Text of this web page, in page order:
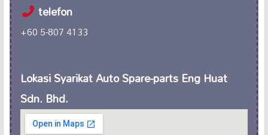
telefon
+60 5-807 4133
Lokasi Syarikat Auto Spare-parts Eng Huat
Sdn. Bhd.